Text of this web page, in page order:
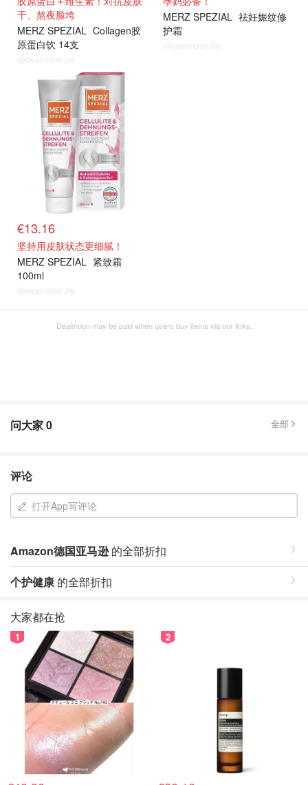
干、熬夜脸垮
MERZ SPEZIAL Collagen胶
原蛋白饮 14支
@dealmoon.de
MERZ SPEZIAL 祛妊娠纹修
护霜
@dealmoon.de
€13.16
坚持用皮肤状态更细腻！
MERZ SPEZIAL 紧致霜
100ml
@dealmoon.de
Dealmoon may be paid when users buy items via our links.
问大家0 全部
评论
打开App写评论
Amazon德国亚马逊的全部折扣
个护健康 的全部折扣
大家都在抢
1 2